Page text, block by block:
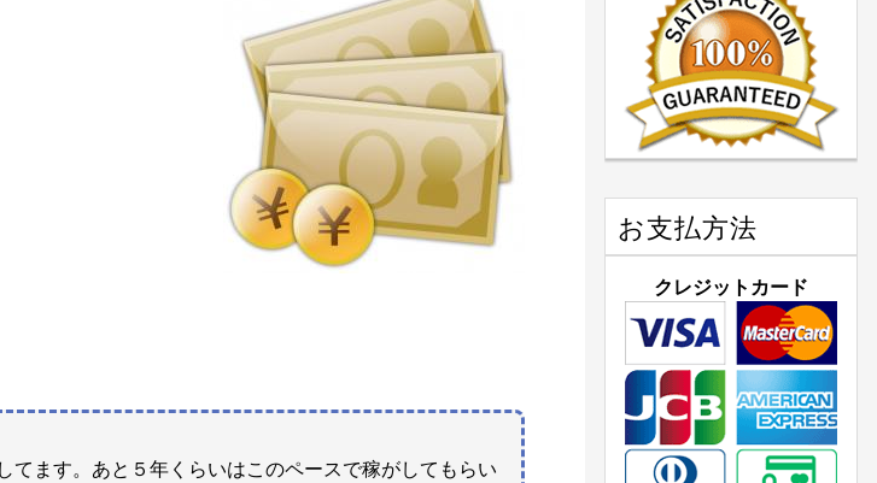
ます。あと５年くらいはこのペースで稼がしてもらい
お支払方法
クレジットカード